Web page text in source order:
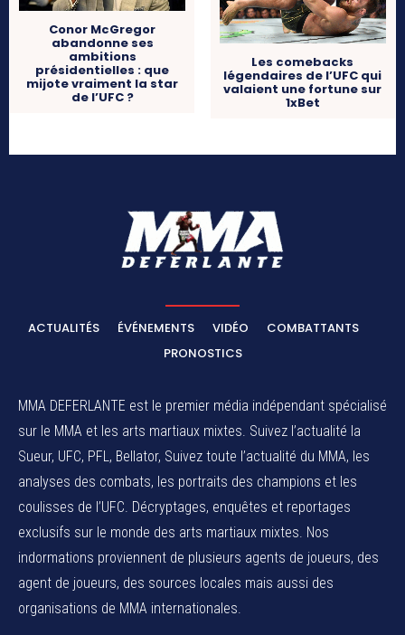
Conor McGregor
abandonne ses
ambitions
présidentielles : que
mijote vraiment la star
de l’UFC ?
Les comebacks
légendaires de l’UFC qui
valaient une fortune sur
1xBet
ACTUALITÉS ÉVÉNEMENTS VIDÉO
COMBATTANTS
PRONOSTICS
MMA DEFERLANTE est le premier média indépendant spécialisé
sur le MMA et les arts martiaux mixtes. Suivez l’actualité la
Sueur, UFC, PFL, Bellator, Suivez toute l’actualité du MMA, les
analyses des combats, les portraits des champions et les
coulisses de l’UFC. Décryptages, enquêtes et reportages
exclusifs sur le monde des arts martiaux mixtes. Nos
indormations proviennent de plusieurs agents de joueurs, des
agent de joueurs, des sources locales mais aussi des
organisations de MMA internationales.